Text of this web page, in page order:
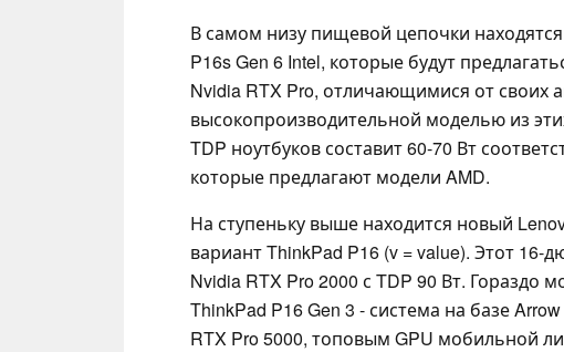
В самом низу пищевой цепочки
P16s Gen 6 Intel, которые будут
Nvidia RTX Pro, отличающимися от своих
высокопроизводительной моделью из
TDP ноутбуков составит 60-70 Вт
которые предлагают модели AMD.
На ступеньку выше находится новый
вариант ThinkPad P16 (v = value). Этот 16-
Nvidia RTX Pro 2000 с TDP 90 Вт.
ThinkPad P16 Gen 3 - система на базе
RTX Pro 5000, топовым GPU мобильной